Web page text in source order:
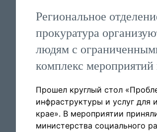
Региональное
прокуратура
людям с
комплекс
Прошел круглый стол
инфраструктуры и услуг для
крае». В мероприятии
министерства социального